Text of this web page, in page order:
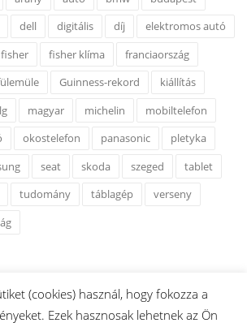
dell digitális díj
elektromos autó
fisher fisher klíma
franciaország
Guinness-rekord
kiállítás
lg magyar michelin
mobiltelefon
okostelefon panasonic
pletyka
seat skoda szeged
tablet
tudomány táblagép
verseny
(cookies) használ, hogy fokozza a
Ezek hasznosak lehetnek az Ön